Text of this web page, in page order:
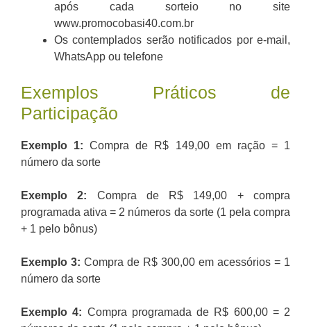
após cada sorteio no site
www.promocobasi40.com.br
Os contemplados serão notificados por e-mail,
WhatsApp ou telefone
Exemplos Práticos de
Participação
Exemplo 1: Compra de R$ 149,00 em ração = 1
número da sorte
Exemplo 2: Compra de R$ 149,00 + compra
programada ativa = 2 números da sorte (1 pela compra
+ 1 pelo bônus)
Exemplo 3: Compra de R$ 300,00 em acessórios = 1
número da sorte
Exemplo 4: Compra programada de R$ 600,00 = 2